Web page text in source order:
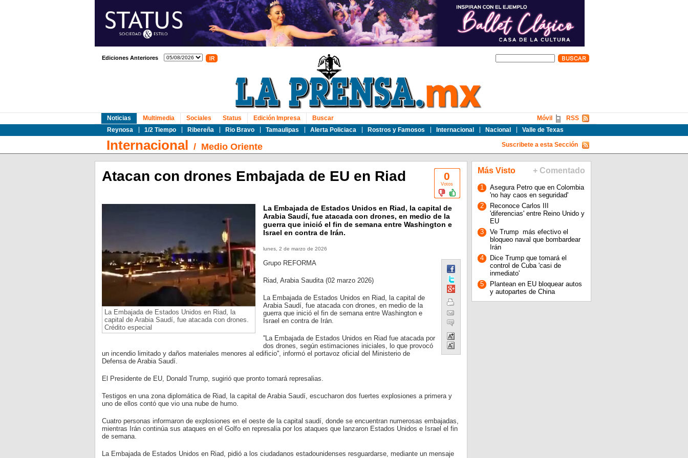
Ediciones Anteriores
Noticias
Reynosa
1/2 Tiempo Ribereña Rio Bravo Tamaulipas Alerta Policiaca Rostros y Famosos Internacional Nacional Valle de Texas
Multimedia Sociales Status Edición Impresa Buscar RSS
Móvil
Internacional / Medio Oriente Suscribete a esta Sección
0
Votos
Atacan con drones Embajada de EU en Riad
La Embajada de Estados Unidos en Riad, la
capital de Arabia Saudí, fue atacada con drones.
Crédito especial
La Embajada de Estados Unidos en Riad, la capital de
Arabia Saudí, fue atacada con drones, en medio de la
guerra que inició el fin de semana entre Washington e
Israel en contra de Irán.
lunes, 2 de marzo de 2026
Grupo REFORMA
Riad, Arabia Saudita (02 marzo 2026)
La Embajada de Estados Unidos en Riad, la capital de
Arabia Saudí, fue atacada con drones, en medio de la
guerra que inició el fin de semana entre Washington e
Israel en contra de Irán.
''La Embajada de Estados Unidos en Riad fue atacada por
dos drones, según estimaciones iniciales, lo que provocó
un incendio limitado y daños materiales menores al edificio'', informó el portavoz oficial del Ministerio de
Defensa de Arabia Saudí.
El Presidente de EU, Donald Trump, sugirió que pronto tomará represalias.
Testigos en una zona diplomática de Riad, la capital de Arabia Saudí, escucharon dos fuertes explosiones a primera y
uno de ellos contó que vio una nube de humo.
Cuatro personas informaron de explosiones en el oeste de la capital saudí, donde se encuentran numerosas embajadas,
mientras Irán continúa sus ataques en el Golfo en represalia por los ataques que lanzaron Estados Unidos e Israel el fin
de semana.
La Embajada de Estados Unidos en Riad, pidió a los ciudadanos estadounidenses resguardarse, mediante un mensaje
Más Visto + Comentado
1
Asegura Petro que en Colombia
'no hay caos en seguridad'
2
Reconoce Carlos III
'diferencias' entre Reino Unido y
EU
3
Ve Trump más efectivo el
bloqueo naval que bombardear
Irán
4
Dice Trump que tomará el
control de Cuba 'casi de
inmediato'
5
Plantean en EU bloquear autos
y autopartes de China